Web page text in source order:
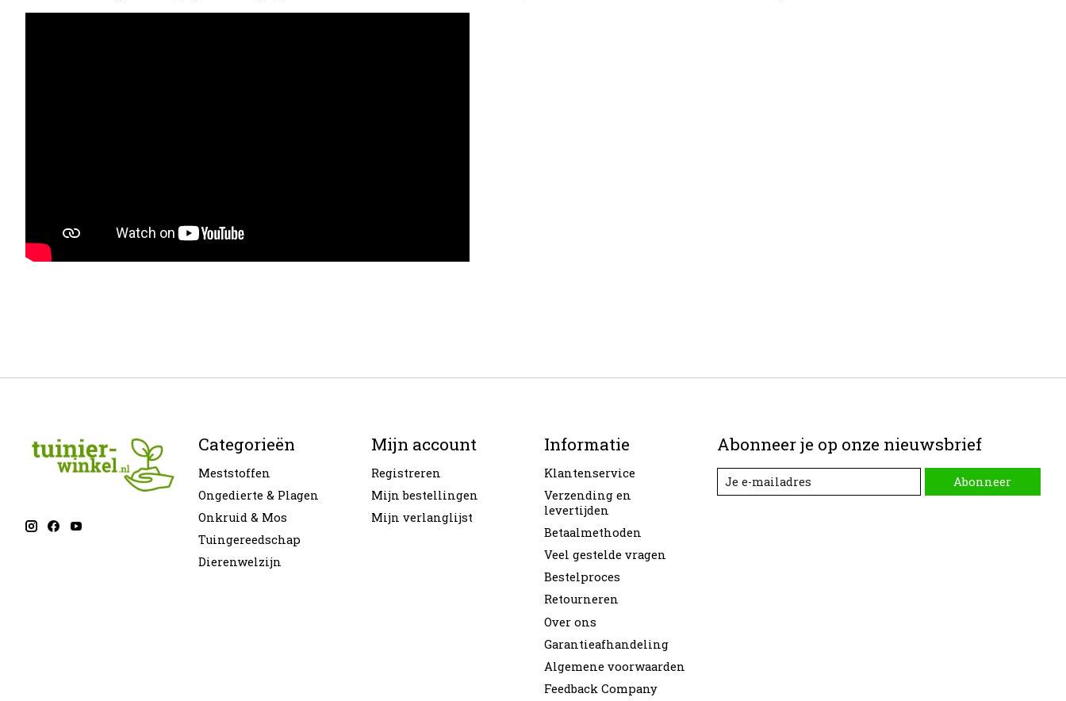
Categorieën
Meststoffen
Ongedierte & Plagen
Onkruid & Mos
Tuingereedschap
Dierenwelzijn
Mijn account
Registreren
Mijn bestellingen
Mijn verlanglijst
Informatie
Klantenservice
Verzending en
levertijden
Betaalmethoden
Veel gestelde vragen
Bestelproces
Retourneren
Over ons
Garantieafhandeling
Algemene voorwaarden
Feedback Company
Abonneer je op onze nieuwsbrief
Abonneer